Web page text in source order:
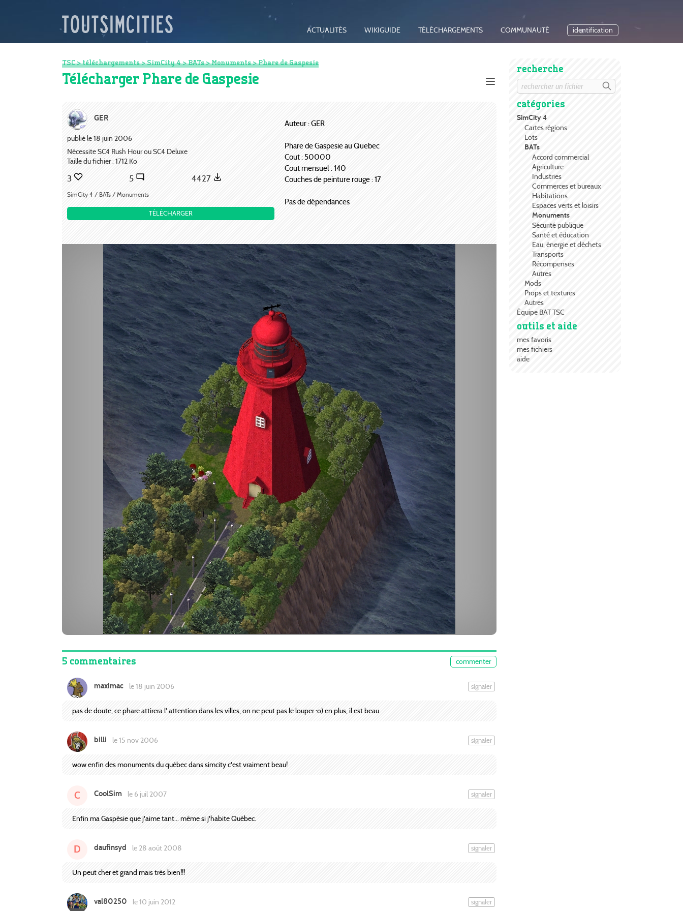
ACTUALITÉS WIKIGUIDE TÉLÉCHARGEMENTS COMMUNAUTÉ identification
recherche
catégories
SimCity 4
Cartes régions
Lots
BATs
Accord commercial
Agriculture
Industries
Commerces et bureaux
Habitations
Espaces verts et loisirs
Monuments
Sécurité publique
Santé et éducation
Eau, énergie et déchets
Transports
Récompenses
Autres
Mods
Props et textures
Autres
Équipe BAT TSC
outils et aide
mes favoris
mes fichiers
aide
TSC>téléchargements>SimCity 4>BATs>Monuments> Phare de Gaspesie
Télécharger Phare de Gaspesie
GER
publié le 18 juin 2006
Nécessite SC4 Rush Hour ou SC4 Deluxe
Taille du fichier : 1712 Ko
3 5 4427
SimCity 4 / BATs / Monuments
TÉLÉCHARGER
Auteur : GER
Phare de Gaspesie au Quebec
Cout : 50000
Cout mensuel : 140
Couches de peinture rouge : 17
Pas de dépendances
5 commentaires commenter
maximac le 18 juin 2006 signaler
pas de doute, ce phare attirera l' attention dans les villes, on ne peut pas le louper :o) en plus, il est beau
billi le 15 nov 2006 signaler
wow enfin des monuments du québec dans simcity c'est vraiment beau!
C CoolSim le 6 juil 2007 signaler
Enfin ma Gaspésie que j'aime tant... même si j'habite Québec.
D daufinsyd le 28 août 2008 signaler
Un peut cher et grand mais très bien!!!
val80250 le 10 juin 2012 signaler